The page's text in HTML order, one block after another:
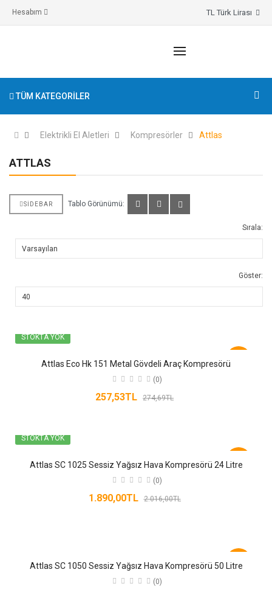
Hesabım
TÜM KATEGORILER
Elektrikli El Aletleri Kompresörler Attlas
ATTLAS
SIDEBAR Tablo Görünümü:
Sırala:
Göster:
STOKTA YOK
Attlas Eco Hk 151 Metal Gövdeli Araç Kompresörü
(0)
257,53TL 274,69TL
STOKTA YOK
Attlas SC 1025 Sessiz Yağsız Hava Kompresörü 24 Litre
(0)
1.890,00TL 2.016,00TL
Attlas SC 1050 Sessiz Yağsız Hava Kompresörü 50 Litre
(0)